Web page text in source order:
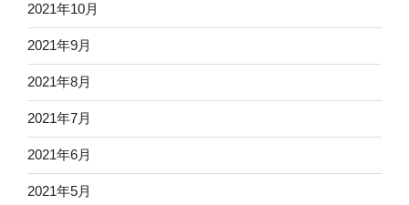
2021年10月
2021年9月
2021年8月
2021年7月
2021年6月
2021年5月